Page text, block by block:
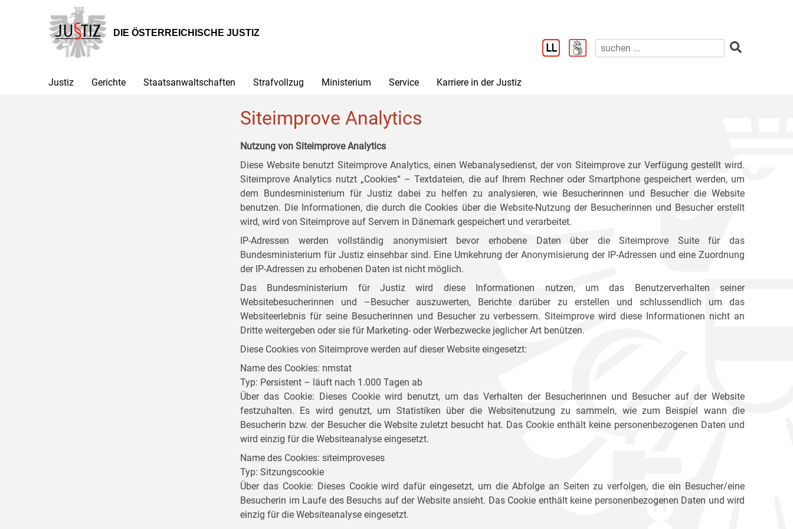
Hauptnavigation
[1]
Inhalt
[2]
Untermenü
[3]
DIE ÖSTERREICHISCHE JUSTIZ
Justiz Gerichte Staatsanwaltschaften Strafvollzug Ministerium Service Karriere in der Justiz
Siteimprove Analytics
Nutzung von Siteimprove Analytics
Diese Website benutzt Siteimprove Analytics, einen Webanalysedienst, der von Siteimprove zur Verfügung gestellt wird.
Siteimprove Analytics nutzt „Cookies“ – Textdateien, die auf Ihrem Rechner oder Smartphone gespeichert werden, um
dem Bundesministerium für Justiz dabei zu helfen zu analysieren, wie Besucherinnen und Besucher die Website
benutzen. Die Informationen, die durch die Cookies über die Website-Nutzung der Besucherinnen und Besucher erstellt
wird, wird von Siteimprove auf Servern in Dänemark gespeichert und verarbeitet.
IP-Adressen werden vollständig anonymisiert bevor erhobene Daten über die Siteimprove Suite für das
Bundesministerium für Justiz einsehbar sind. Eine Umkehrung der Anonymisierung der IP-Adressen und eine Zuordnung
der IP-Adressen zu erhobenen Daten ist nicht möglich.
Das Bundesministerium für Justiz wird diese Informationen nutzen, um das Benutzerverhalten seiner
Websitebesucherinnen und –Besucher auszuwerten, Berichte darüber zu erstellen und schlussendlich um das
Websiteerlebnis für seine Besucherinnen und Besucher zu verbessern. Siteimprove wird diese Informationen nicht an
Dritte weitergeben oder sie für Marketing- oder Werbezwecke jeglicher Art benützen.
Diese Cookies von Siteimprove werden auf dieser Website eingesetzt:
Name des Cookies: nmstat
Typ: Persistent – läuft nach 1.000 Tagen ab
Über das Cookie: Dieses Cookie wird benutzt, um das Verhalten der Besucherinnen und Besucher auf der Website
festzuhalten. Es wird genutzt, um Statistiken über die Websitenutzung zu sammeln, wie zum Beispiel wann die
Besucherin bzw. der Besucher die Website zuletzt besucht hat. Das Cookie enthält keine personenbezogenen Daten und
wird einzig für die Websiteanalyse eingesetzt.
Name des Cookies: siteimproveses
Typ: Sitzungscookie
Über das Cookie: Dieses Cookie wird dafür eingesetzt, um die Abfolge an Seiten zu verfolgen, die ein Besucher/eine
Besucherin im Laufe des Besuchs auf der Website ansieht. Das Cookie enthält keine personenbezogenen Daten und wird
einzig für die Websiteanalyse eingesetzt.